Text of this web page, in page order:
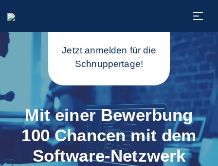
Mit einer Bewerbung
100 Chancen mit dem
Software-Netzwerk
Jetzt anmelden für die
Schnuppertage!